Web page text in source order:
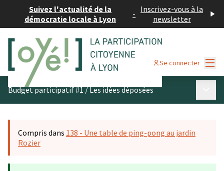
Suivez l'actualité de la
démocratie locale à Lyon
- Inscrivez-vous à la
newsletter
Se connecter
Budget participatif #1/Les idées déposées
Compris dans 138 - Une table de ping-pong au jardin
Rozier